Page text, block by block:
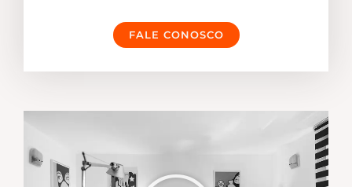
FALE CONOSCO